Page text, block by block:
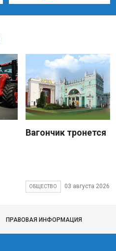
Вагончик тронется
ОБЩЕСТВО 03 августа 2026
ПРАВОВАЯ ИНФОРМАЦИЯ